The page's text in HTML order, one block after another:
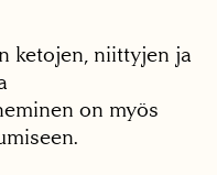
ketojen, niittyjen ja
on myös